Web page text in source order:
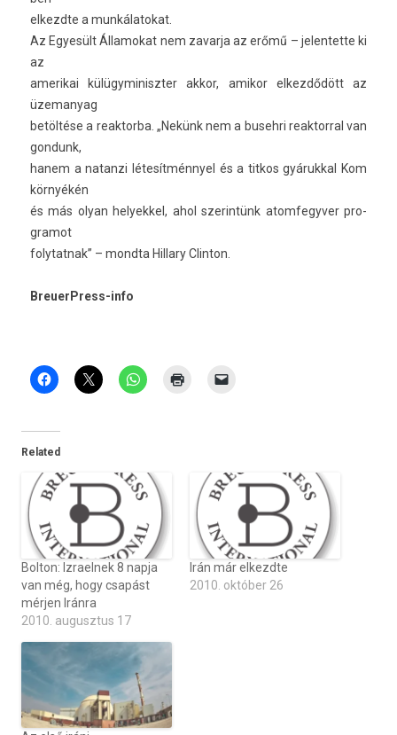
el­kezdte a mun­kálatokat.
Az Egyesült Államokat nem zavar­ja az erőmű – jelen­tette ki
az
amerikai külügyminiszt­er akkor, amikor el­kezdődött az
üzemanyag
betöltése a rea­ktor­ba. „Nekünk nem a buseh­ri rea­ktorr­al van
gon­dunk,
hanem a natan­zi létesítménnyel és a tit­kos gyárukk­al Kom
környékén
és más olyan helyek­kel, ahol szerin­tünk atom­fegyv­er pro­
gramot
folytat­nak” – mondta Hil­la­ry Clin­ton.
BreuerPress-info
Related
Bolton: Izraelnek 8 napja
van még, hogy csapást
mérjen Iránra
2010. augusztus 17
Irán már elkezdte
2010. október 26